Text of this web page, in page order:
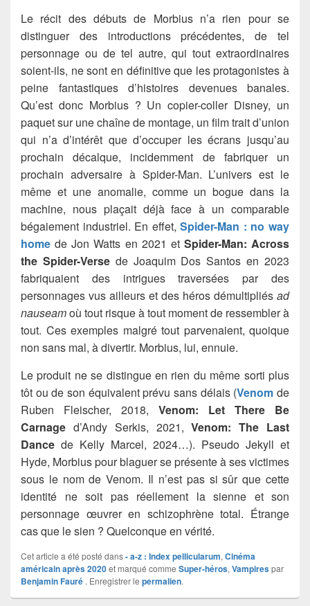
Le récit des débuts de Morbius n’a rien pour se
distinguer des introductions précédentes, de tel
personnage ou de tel autre, qui tout extraordinaires
soient-ils, ne sont en définitive que les protagonistes à
peine fantastiques d’histoires devenues banales.
Qu’est donc Morbius ? Un copier-coller Disney, un
paquet sur une chaîne de montage, un film trait d’union
qui n’a d’intérêt que d’occuper les écrans jusqu’au
prochain décalque, incidemment de fabriquer un
prochain adversaire à Spider-Man. L’univers est le
même et une anomalie, comme un bogue dans la
machine, nous plaçait déjà face à un comparable
bégaiement industriel. En effet,Spider-Man : no way
home de Jon Watts en 2021 et Spider-Man: Across
the Spider-Versede Joaquim Dos Santos en 2023
fabriquaient des intrigues traversées par des
personnages vus ailleurs et des héros démultipliés ad
nauseamoù tout risque à tout moment de ressembler à
tout. Ces exemples malgré tout parvenaient, quoique
non sans mal, à divertir. Morbius, lui, ennuie.
Le produit ne se distingue en rien du même sorti plus
tôt ou de son équivalent prévu sans délais (Venom de
Ruben Fleischer, 2018, Venom: Let There Be
Carnage d’Andy Serkis, 2021,Venom: The Last
Dance de Kelly Marcel, 2024…). Pseudo Jekyll et
Hyde, Morbius pour blaguer se présente à ses victimes
sous le nom de Venom. Il n’est pas si sûr que cette
identité ne soit pas réellement la sienne et son
personnage œuvrer en schizophrène total. Étrange
cas que le sien ? Quelconque en vérité.
Cet article a été posté dans- a-z : Index pellicularum,Cinéma
américain après 2020et marqué comme Super-héros,Vampirespar
Benjamin Fauré . Enregistrer le permalien.